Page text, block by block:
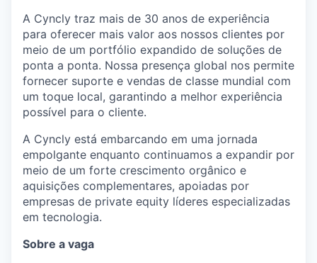
A Cyncly traz mais de 30 anos de experiência
para oferecer mais valor aos nossos clientes por
meio de um portfólio expandido de soluções de
ponta a ponta. Nossa presença global nos permite
fornecer suporte e vendas de classe mundial com
um toque local, garantindo a melhor experiência
possível para o cliente.
A Cyncly está embarcando em uma jornada
empolgante enquanto continuamos a expandir por
meio de um forte crescimento orgânico e
aquisições complementares, apoiadas por
empresas de private equity líderes especializadas
em tecnologia.
Sobre a vaga